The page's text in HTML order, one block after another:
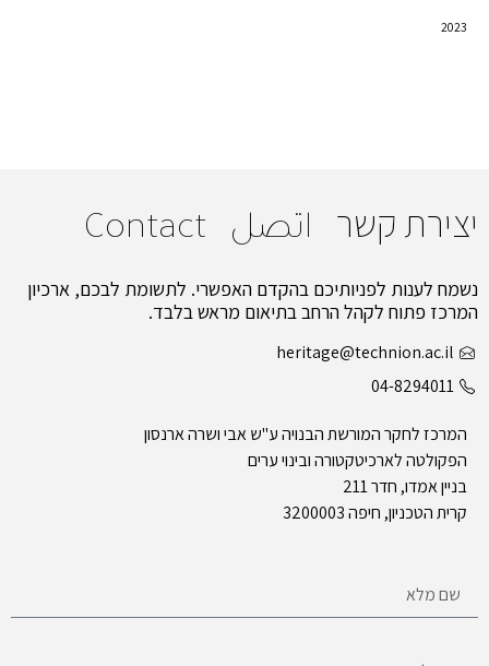
2023
יצירת קשר اتصل Contact
נשמח לענות לפניותיכם בהקדם האפשרי. לתשומת לבכם, ארכיון
המרכז פתוח לקהל הרחב בתיאום מראש בלבד.
heritage@technion.ac.il
04-8294011
המרכז לחקר המורשת הבנויה ע"ש אבי ושרה ארנסון
הפקולטה לארכיטקטורה ובינוי ערים
בניין אמדו, חדר 211
קרית הטכניון, חיפה 3200003